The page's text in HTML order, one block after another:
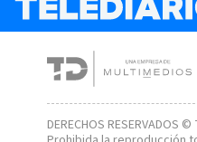
DERECHOS RESERVADOS